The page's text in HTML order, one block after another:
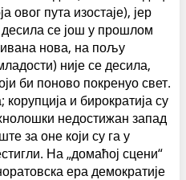
овог пута изостаје), јер
се још у прошлом
нова, на пољу
није се десила,
би поново покренуо свет.
и бирократија су
недостижан запад
за оне који су га у
На „домаћој сцени“
ера демократије